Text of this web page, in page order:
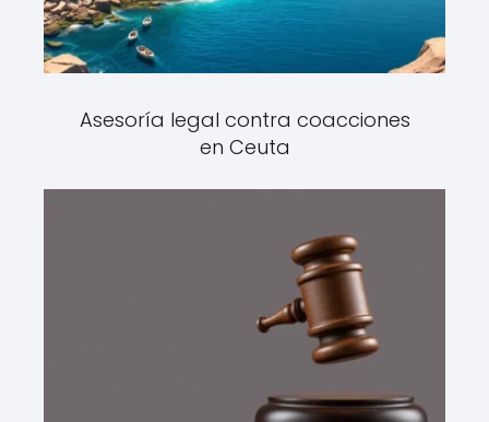
Asesoría legal contra coacciones
en Ceuta